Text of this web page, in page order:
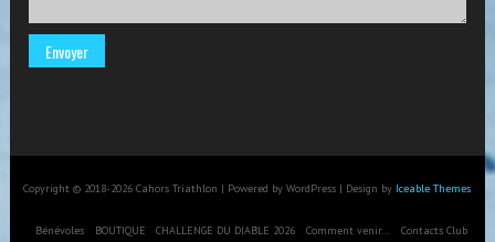
Copyright © 2018-2026 Cahors Triathlon | Powered by WordPress | Design by Iceable Themes
Bénévoles BOUTIQUE CHALLENGE DU DIABLE 2026 Comment venir… Contacts Club